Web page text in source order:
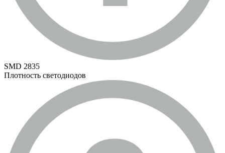
SMD 2835
Плотность светодиодов